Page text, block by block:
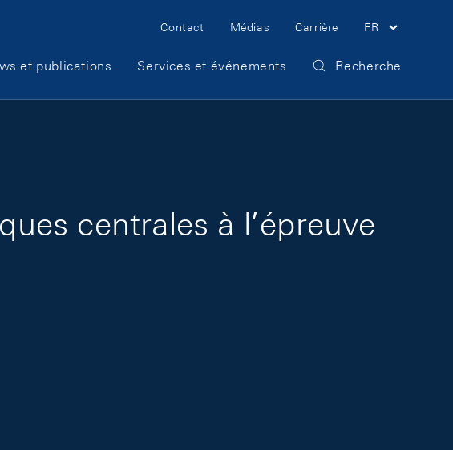
Meta Navigation
Contact Médias Carrière FR
et publications Services et événements Recherche
centrales à l’épreuve